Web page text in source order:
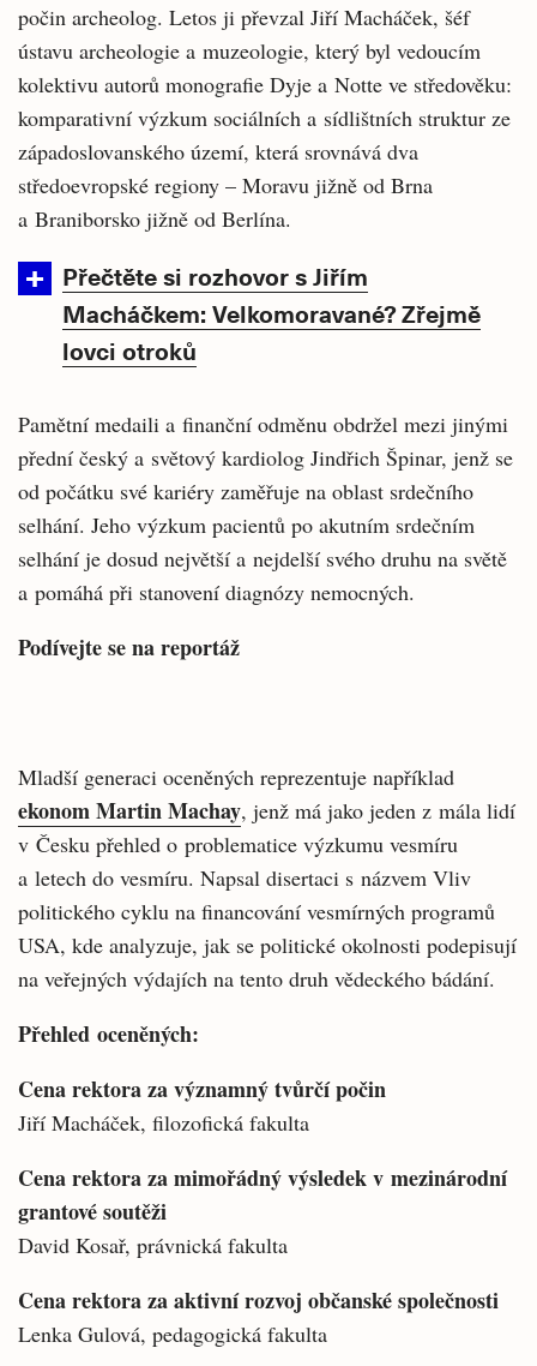
počin archeolog. Letos ji převzal Jiří Macháček, šéf
ústavu archeologie a muzeologie, který byl vedoucím
kolektivu autorů monografie Dyje a Notte ve středověku:
komparativní výzkum sociálních a sídlištních struktur ze
západoslovanského území, která srovnává dva
středoevropské regiony – Moravu jižně od Brna
a Braniborsko jižně od Berlína.
Přečtěte si rozhovor s Jiřím
Macháčkem: Velkomoravané? Zřejmě
lovci otroků
Pamětní medaili a finanční odměnu obdržel mezi jinými
přední český a světový kardiolog Jindřich Špinar, jenž se
od počátku své kariéry zaměřuje na oblast srdečního
selhání. Jeho výzkum pacientů po akutním srdečním
selhání je dosud největší a nejdelší svého druhu na světě
a pomáhá při stanovení diagnózy nemocných.
Podívejte se na reportáž
Mladší generaci oceněných reprezentuje například
ekonom Martin Machay, jenž má jako jeden z mála lidí
v Česku přehled o problematice výzkumu vesmíru
a letech do vesmíru. Napsal disertaci s názvem Vliv
politického cyklu na financování vesmírných programů
USA, kde analyzuje, jak se politické okolnosti podepisují
na veřejných výdajích na tento druh vědeckého bádání.
Přehled oceněných:
Cena rektora za významný tvůrčí počin
Jiří Macháček, filozofická fakulta
Cena rektora za mimořádný výsledek v mezinárodní
grantové soutěži
David Kosař, právnická fakulta
Cena rektora za aktivní rozvoj občanské společnosti
Lenka Gulová, pedagogická fakulta